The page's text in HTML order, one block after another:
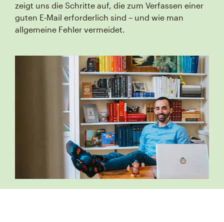
zeigt uns die Schritte auf, die zum Verfassen einer
guten E‑Mail erforderlich sind – und wie man
allgemeine Fehler vermeidet.